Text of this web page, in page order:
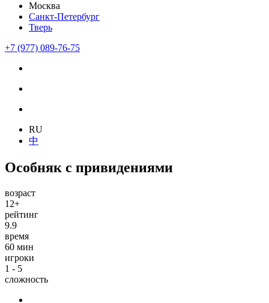
Москва
Санкт-Петербург
Тверь
+7 (977) 089-76-75
RU
中
Особняк с привидениями
возраст
12+
рейтинг
9.9
время
60 мин
игроки
1 - 5
сложность